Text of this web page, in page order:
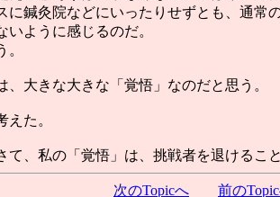
鍼灸院などにいったりせずとも、通
ように感じるのだ。
大きな大きな「覚悟」なのだと思う。
た。
、私の「覚悟」は、挑戦者を退けるこ
次のTopicへ 前の